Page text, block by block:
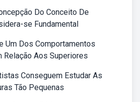
Do Conceito De
se Fundamental
Um Dos Comportamentos
Relação Aos Superiores
Conseguem Estudar As
Tão Pequenas